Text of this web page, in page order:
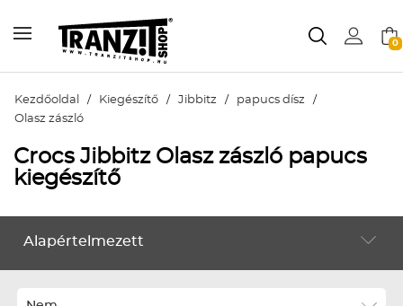
0
Kezdőoldal / Kiegészítő / Jibbitz / papucs dísz /
Olasz zászló
Crocs Jibbitz Olasz zászló papucs
kiegészítő
KIEGÉSZÍTŐ
Alapértelmezett
Alapértelmezett